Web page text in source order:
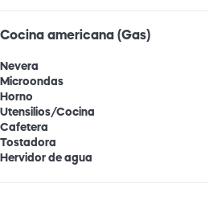
Cocina americana (Gas)
Nevera
Microondas
Horno
Utensilios/Cocina
Cafetera
Tostadora
Hervidor de agua